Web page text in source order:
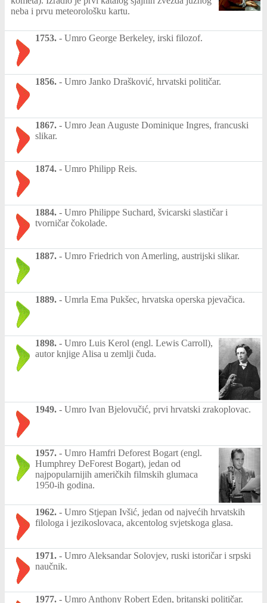
neba i prvu meteorološku kartu.
1753. - Umro George Berkeley, irski filozof.
1856. - Umro Janko Drašković, hrvatski političar.
1867. - Umro Jean Auguste Dominique Ingres, francuski
slikar.
1874. - Umro Philipp Reis.
1884. - Umro Philippe Suchard, švicarski slastičar i
tvorničar čokolade.
1887. - Umro Friedrich von Amerling, austrijski slikar.
1889. - Umrla Ema Pukšec, hrvatska operska pjevačica.
1898. - Umro Luis Kerol (engl. Lewis Carroll),
autor knjige Alisa u zemlji čuda.
1949. - Umro Ivan Bjelovučić, prvi hrvatski zrakoplovac.
1957. - Umro Hamfri Deforest Bogart (engl.
Humphrey DeForest Bogart), jedan od
najpopularnijih američkih filmskih glumaca
1950-ih godina.
1962. - Umro Stjepan Ivšić, jedan od najvećih hrvatskih
filologa i jezikoslovaca, akcentolog svjetskoga glasa.
1971. - Umro Aleksandar Solovjev, ruski istoričar i srpski
naučnik.
1977. - Umro Anthony Robert Eden, britanski političar.